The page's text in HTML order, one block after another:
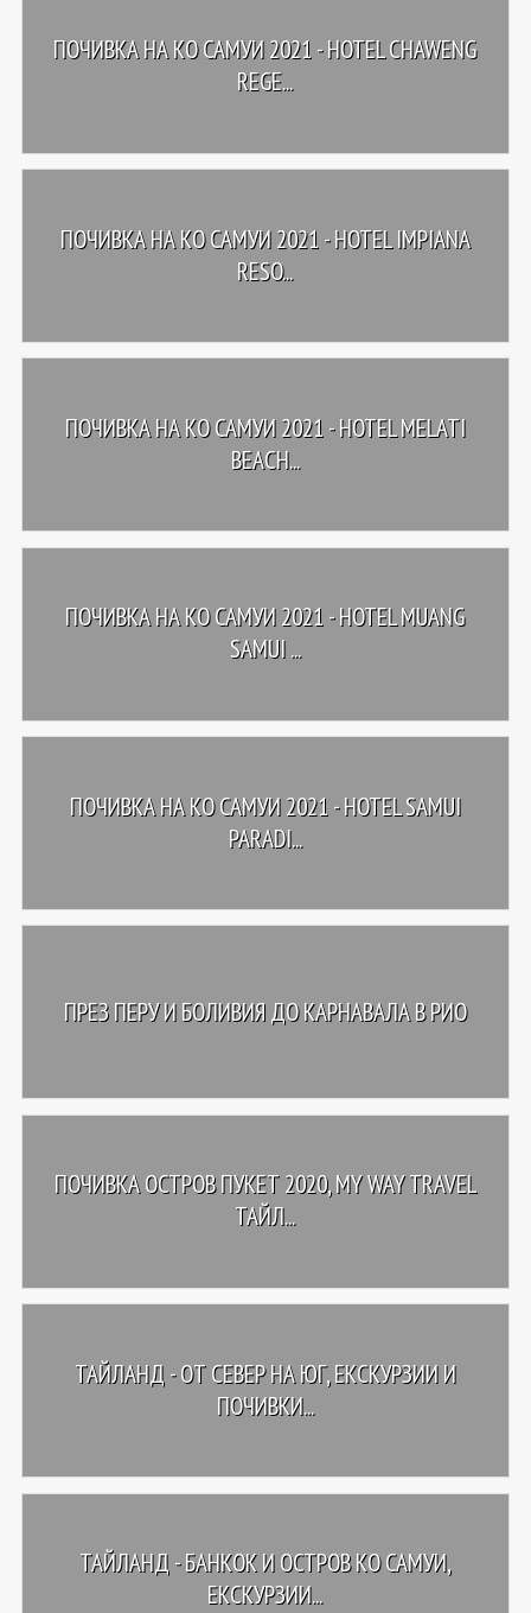
ПОЧИВКА НА КО САМУИ 2021 - HOTEL CHAWENG
REGE...
ПОЧИВКА НА КО САМУИ 2021 - HOTEL IMPIANA
RESO...
ПОЧИВКА НА КО САМУИ 2021 - HOTEL MELATI
BEACH...
ПОЧИВКА НА КО САМУИ 2021 - HOTEL MUANG
SAMUI ...
ПОЧИВКА НА КО САМУИ 2021 - HOTEL SAMUI
PARADI...
ПРЕЗ ПЕРУ И БОЛИВИЯ ДО КАРНАВАЛА В РИО
ПОЧИВКА ОСТРОВ ПУКЕТ 2020, MY WAY TRAVEL
ТАЙЛ...
ТАЙЛАНД - OТ СЕВЕР НА ЮГ, ЕКСКУРЗИИ И
ПОЧИВКИ...
ТАЙЛАНД - БАНКОК И ОСТРОВ КО САМУИ,
ЕКСКУРЗИИ...